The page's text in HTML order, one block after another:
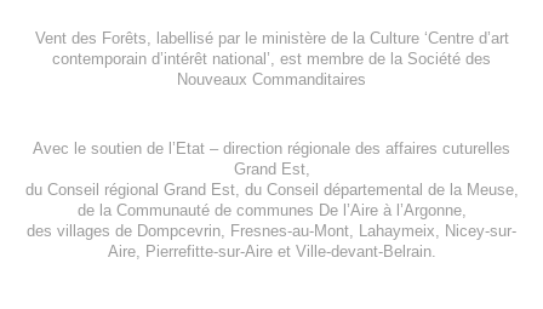
Vent des Forêts, labellisé par le ministère de la Culture ‘Centre d’art
contemporain d’intérêt national’, est membre de la Société des
Nouveaux Commanditaires
Avec le soutien de l’Etat – direction régionale des affaires cuturelles
Grand Est,
du Conseil régional Grand Est, du Conseil départemental de la Meuse,
de la Communauté de communes De l’Aire à l’Argonne,
des villages de Dompcevrin Fresnes-au-Mont Lahaymeix
Nicey-sur-
Aire, Pierrefitte-sur-Aireet Ville-devant-Belrain.